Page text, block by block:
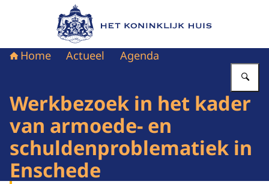
Naar de homepage van Het Koninklijk Huis
Home Actueel Agenda
Werkbezoek in het kader
van armoede- en
schuldenproblematiek in
Enschede